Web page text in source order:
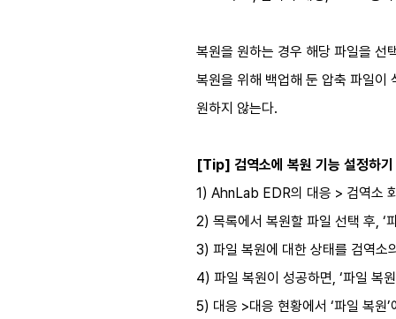
복원을 원하는 경우 해당 파일을 선
복원을 위해 백업해 둔 압축 파일이
원하지 않는다.
[Tip] 검역소에 복원 기능 설정하기
1) AhnLab EDR의 대응 > 검역소
2) 목록에서 복원할 파일 선택 후, ‘
3) 파일 복원에 대한 상태를 검역소
4) 파일 복원이 성공하면, ‘파일 복
5) 대응 >대응 현황에서 ‘파일 복원